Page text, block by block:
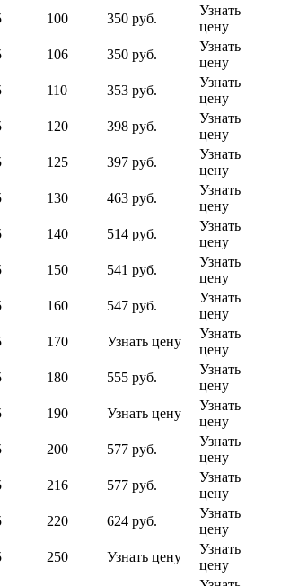
100 350 руб.
Узнать
цену
106 350 руб.
Узнать
цену
110 353 руб.
Узнать
цену
120 398 руб.
Узнать
цену
125 397 руб.
Узнать
цену
130 463 руб.
Узнать
цену
140 514 руб.
Узнать
цену
150 541 руб.
Узнать
цену
160 547 руб.
Узнать
цену
170 Узнать цену
Узнать
цену
180 555 руб.
Узнать
цену
190 Узнать цену
Узнать
цену
200 577 руб.
Узнать
цену
216 577 руб.
Узнать
цену
220 624 руб.
Узнать
цену
250 Узнать цену
Узнать
цену